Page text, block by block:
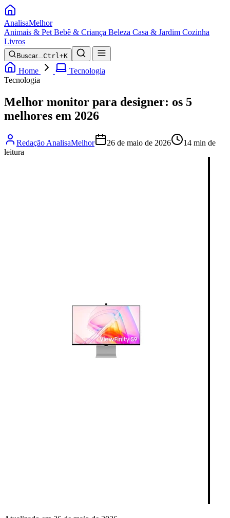
AnalisaMelhor
Animais & Pet Bebê & Criança Beleza Casa & Jardim Cozinha
Livros
Buscar...Ctrl+K
Home
Tecnologia
Tecnologia
Melhor monitor para designer: os 5
melhores em 2026
Redação AnalisaMelhor 26 de maio de 2026
14 min de
leitura